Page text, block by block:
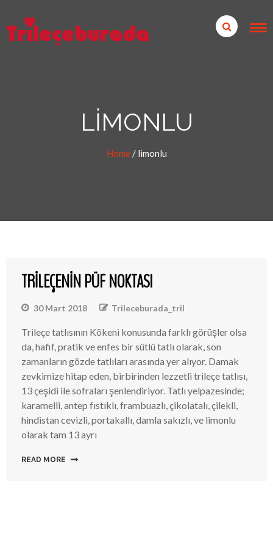
LIMONLU
Home/ limonlu
TRILEÇENIN PÜF NOKTASI
30 Mart 2018 Trileceburada_tril
Trileçe tatlısının Kökeni konusunda farklı görüşler olsa
da, hafif, pratik ve enfes bir sütlü tatlı olarak, son
zamanların gözde tatlıları arasında yer alıyor. Damak
zevkimize hitap eden, birbirinden lezzetli trileçe tatlısı,
13 çeşidi ile sofraları şenlendiriyor. Tatlı yelpazesinde;
karamelli, antep fıstıklı, frambuazlı, çikolatalı, çilekli,
hindistan cevizli, portakallı, damla sakızlı, ve limonlu
olarak tam 13 ayrı
READ MORE